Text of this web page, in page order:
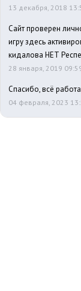
13 декабря, 2018
Сайт проверен
игру здесь
кидалова НЕТ
28 января, 2019
Спасибо, всё
04 февраля, 2023